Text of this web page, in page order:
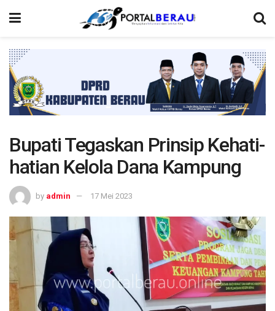
Bupati Tegaskan Prinsip Kehati-
hatian Kelola Dana Kampung
by admin 17 Mei 2023